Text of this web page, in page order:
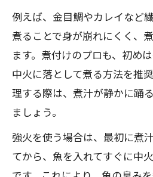
例えば、金目鯛やカレイなど
煮ることで身が崩れにくく、
ます。煮付けのプロも、初め
中火に落として煮る方法を推
理する際は、煮汁が静かに踊
ましょう。
強火を使う場合は、最初に煮
てから、魚を入れてすぐに中